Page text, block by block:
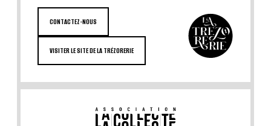
CONTACTEZ-NOUS
VISITER LE SITE DE LA TRÉZORERIE